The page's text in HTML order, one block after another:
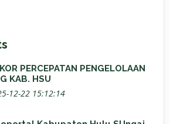
PERCEPATAN PENGELOLAAN
KAB. HSU
12-22 15:12:14